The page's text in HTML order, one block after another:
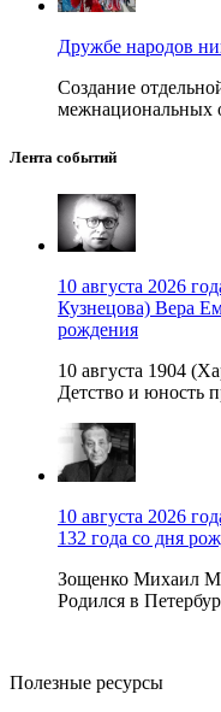
Дружбе народов
Создание
межнациональных
Лента событий
10 августа 2026
Кузнецова) Вера
рождения
10 августа 1904
Детство и юность
10 августа 2026
132 года со дня
Зощенко Михаил
Родился в
Полезные ресурсы